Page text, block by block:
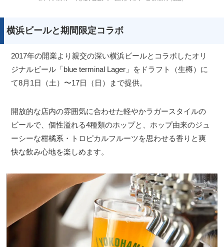
横浜ビールと期間限定コラボ
2017年の開業より親交の深い横浜ビールとコラボしたオリ
ジナルビール「blue terminal Lager」をドラフト（生樽）に
て8月1日（土）〜17日（日）まで提供。
開放的な店内の雰囲気に合わせた軽やかラガースタイルの
ビールで、個性溢れる4種類のホップと、ホップ由来のジュ
ーシーな柑橘系・トロピカルフルーツを思わせる香りと爽
快な飲み心地を楽しめます。